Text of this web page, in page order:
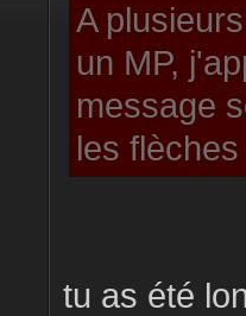
A
un MP,
message
les
tu as été